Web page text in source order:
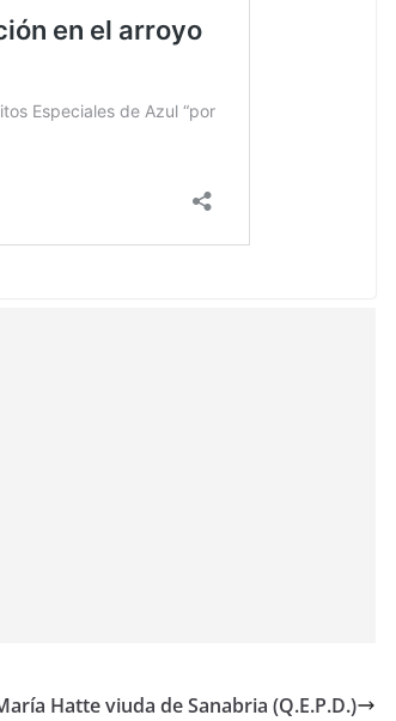
Hatte viuda de Sanabria (Q.E.P.D.)